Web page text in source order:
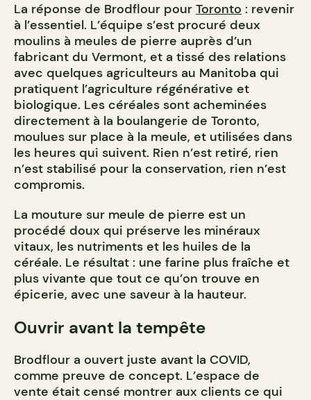
La réponse de Brodflour pour Toronto : revenir
à l’essentiel. L’équipe s’est procuré deux
moulins à meules de pierre auprès d’un
fabricant du Vermont, et a tissé des relations
avec quelques agriculteurs au Manitoba qui
pratiquent l’agriculture régénérative et
biologique. Les céréales sont acheminées
directement à la boulangerie de Toronto,
moulues sur place à la meule, et utilisées dans
les heures qui suivent. Rien n’est retiré, rien
n’est stabilisé pour la conservation, rien n’est
compromis.
La mouture sur meule de pierre est un
procédé doux qui préserve les minéraux
vitaux, les nutriments et les huiles de la
céréale. Le résultat : une farine plus fraîche et
plus vivante que tout ce qu’on trouve en
épicerie, avec une saveur à la hauteur.
Ouvrir avant la tempête
Brodflour a ouvert juste avant la COVID,
comme preuve de concept. L’espace de
vente était censé montrer aux clients ce qui